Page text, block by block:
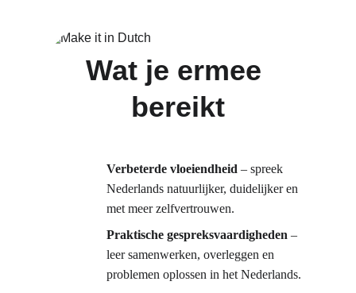
Wat je ermee
bereikt
Verbeterde vloeiendheid – spreek
Nederlands natuurlijker, duidelijker en
met meer zelfvertrouwen.
Praktische gespreksvaardigheden –
leer samenwerken, overleggen en
problemen oplossen in het Nederlands.